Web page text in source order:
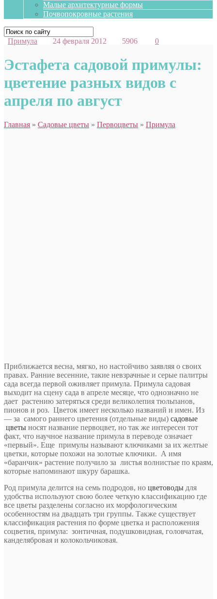
Малые архитектурные формы
Почвопокровные растения
Примула 24 февраля 2012 5906 0
Эстафета садовой примулы:
цветение разных видов с
апреля по август
Главная » Садовые цветы » Первоцветы » Примула
Приближается весна, мягко, но настойчиво заявляя о своих
правах. Ранние весенние, такие невзрачные и серые палитры
сада всегда первой оживляет примула. Примула садовая
выходит на сцену сада в апреле месяце, что однозначно не
дает растению затеряться среди великолепия тюльпанов,
пионов и роз. Цветок имеет несколько названий и имен. Из
— за самого раннего цветения (отдельные виды) садовые
цветы носят название первоцвет, но так же интересен тот
факт, что научное название примула в переводе означает
«первый». Еще примулы называют ключиками за их желтые
цветки, которые похожи на золотые ключики. А имя
«баранчик» растение получило за листья волнистые по краям,
которые напоминают шкуру барашка.
Род примула делится на семь подродов, но цветоводы для
удобства используют свою более четкую классификацию где
все цветы разделены согласно их морфологическим
особенностям на двадцать три группы. Также существует
классификация растения по форме цветка и расположения
соцветия, примула: зонтичная, подушковидная, головчатая,
канделябровая и колокольчиковая.